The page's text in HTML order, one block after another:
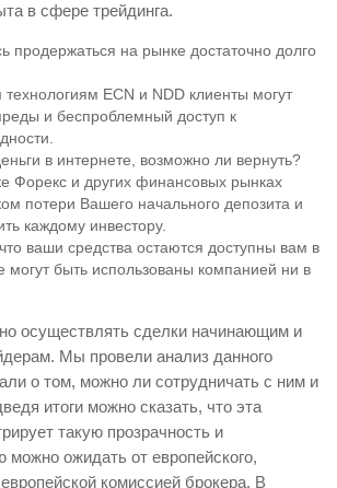
в сфере трейдинга.
продержаться на рынке достаточно долго
ECN и NDD клиенты могут
и беспроблемный доступ к
в интернете, возможно ли вернуть?
Форекс и других финансовых рынках
потери Вашего начального депозита и
каждому инвестору.
ваши средства остаются доступны вам в
быть использованы компанией ни в
осуществлять сделки начинающим и
Мы провели анализ данного
о том, можно ли сотрудничать с ним и
итоги можно сказать, что эта
такую ​​прозрачность и
можно ожидать от европейского,
комиссией брокера. В